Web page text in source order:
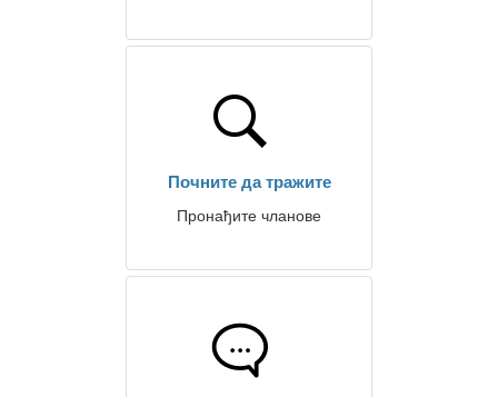
Почните да тражите
Пронађите чланове